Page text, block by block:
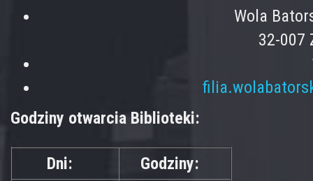
Wola
32-007
Godziny otwarcia Biblioteki:
Dni:
Godziny: